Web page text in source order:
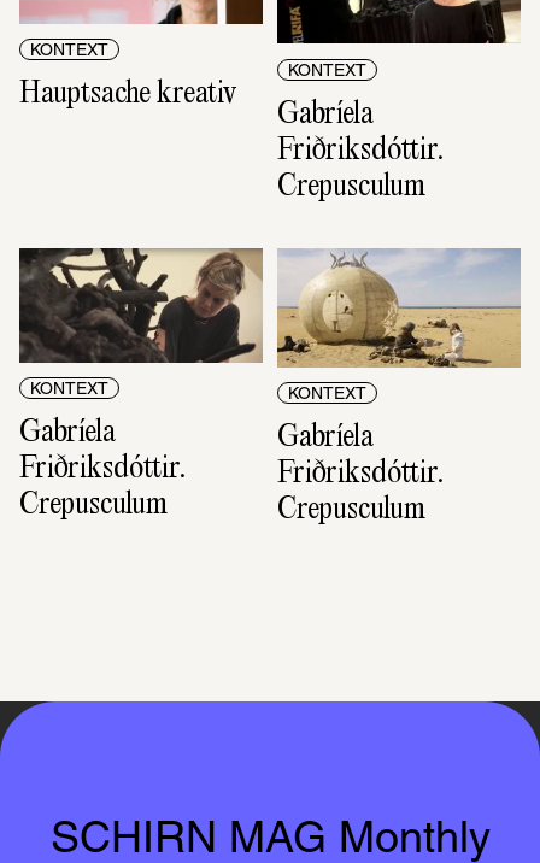
KONTEXT
Hauptsache kreativ
KONTEXT
Gabríela
Friðriksdóttir.
Crepusculum
KONTEXT
Gabríela
Friðriksdóttir.
Crepusculum
KONTEXT
Gabríela
Friðriksdóttir.
Crepusculum
SCHIRN MAG Monthly